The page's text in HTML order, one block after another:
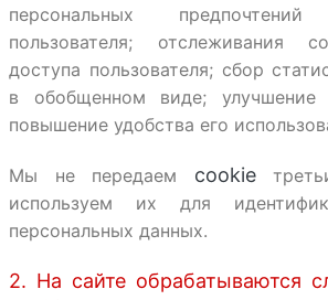
персональных
пользователя; отслеживания
доступа пользователя; сбор
в обобщенном виде;
повышение удобства его
Мы не передаем cookie
используем их для
персональных данных.
2. На сайте обрабатываются